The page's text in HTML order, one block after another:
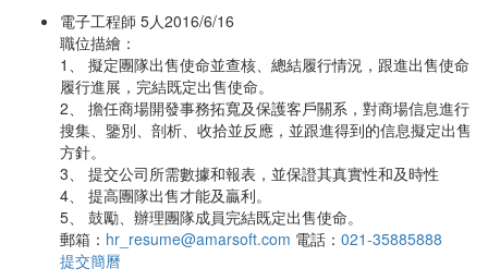
電子工程師 5人2016/6/16
職位描繪：
1、 擬定團隊出售使命並查核、總結履行情況，跟進出售使命
履行進展，完結既定出售使命。
2、 擔任商場開發事務拓寬及保護客戶關系，對商場信息進行
搜集、鑒別、剖析、收拾並反應，並跟進得到的信息擬定出售
方針。
3、 提交公司所需數據和報表，並保證其真實性和及時性
4、 提高團隊出售才能及贏利。
5、 鼓勵、辦理團隊成員完結既定出售使命。
郵箱： hr_resume@amarsoft.com 電話： 021-35885888
提交簡曆